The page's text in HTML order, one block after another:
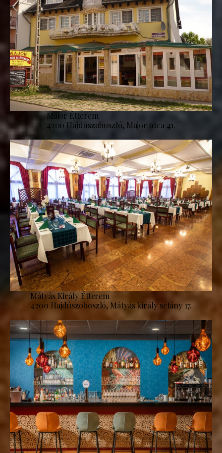
Major Étterem
4200 Hajdúszoboszló, Major utca 41.
Mátyás Király Étterem
4200 Hajdúszoboszló, Mátyás király sétány 17.